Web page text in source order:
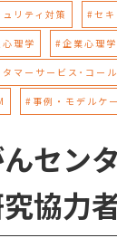
リティ対策 #セキ
理学 #企業心理学
マーサービス･コー
#事例・モデルケ
セン
協力